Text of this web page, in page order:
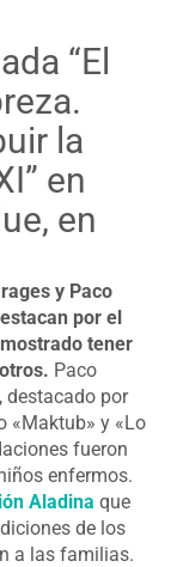
“El
la
en
en
y Paco
por el
tener
Paco
destacado por
«Maktub» y «Lo
fueron
enfermos.
Aladina que
de los
a las familias.